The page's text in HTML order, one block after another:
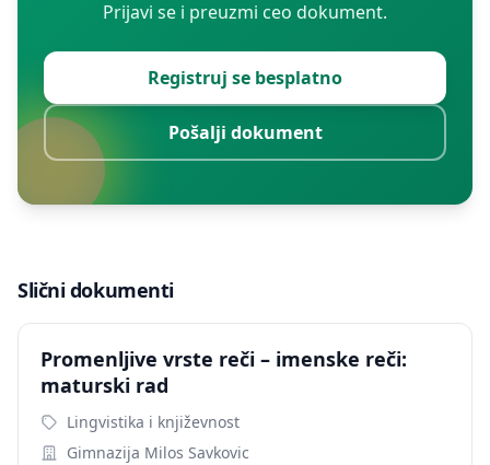
Prijavi se i preuzmi ceo dokument.
Registruj se besplatno
Pošalji dokument
Slični dokumenti
Promenljive vrste reči – imenske reči:
maturski rad
Lingvistika i književnost
Gimnazija Milos Savkovic